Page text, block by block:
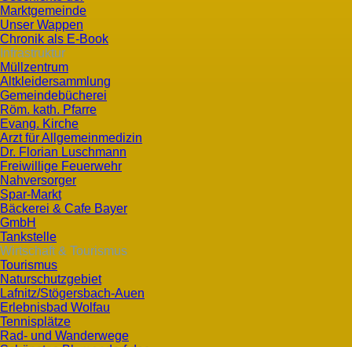
Marktgemeinde
Unser Wappen
Chronik als E-Book
Infrastruktur
Müllzentrum
Altkleidersammlung
Gemeindebücherei
Röm. kath. Pfarre
Evang. Kirche
Arzt für Allgemeinmedizin
Dr. Florian Luschmann
Freiwillige Feuerwehr
Nahversorger
Spar-Markt
Bäckerei & Cafe Bayer
GmbH
Tankstelle
Wirtschaft & Tourismus
Tourismus
Naturschutzgebiet
Lafnitz/Stögersbach-Auen
Erlebnisbad Wolfau
Tennisplätze
Rad- und Wanderwege